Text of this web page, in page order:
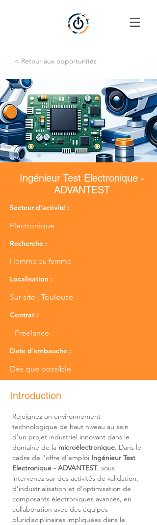
< Retour aux opportunités
Ingénieur Test Electronique -
ADVANTEST
Secteur d'activité :
Electronique
Recherche :
Homme ou femme
Localisation :
Sur site | Toulouse
Contrat :
Freelance
Date d'embauche :
Dès que possible
Introduction
Rejoignez un environnement
technologique de haut niveau au sein
d’un projet industriel innovant dans le
domaine de la microélectronique. Dans le
cadre de l’offre d’emploi Ingénieur Test
Electronique - ADVANTEST, vous
intervenez sur des activités de validation,
d’industrialisation et d’optimisation de
composants électroniques avancés, en
collaboration avec des équipes
pluridisciplinaires impliquées dans le